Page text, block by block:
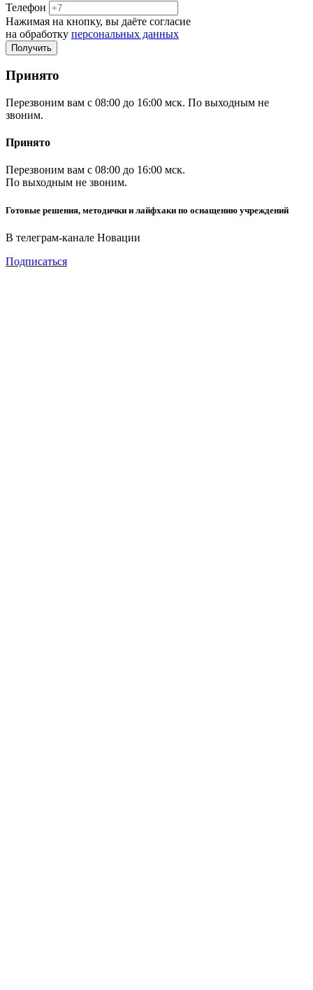
Телефон
Нажимая на кнопку, вы даёте согласие
на обработку персональных данных
Принято
Перезвоним вам с 08:00 до 16:00 мск. По выходным не
звоним.
Принято
Перезвоним вам с 08:00 до 16:00 мск.
По выходным не звоним.
Готовые решения, методички и лайфхаки по оснащению учреждений
В телеграм-канале Новации
Подписаться